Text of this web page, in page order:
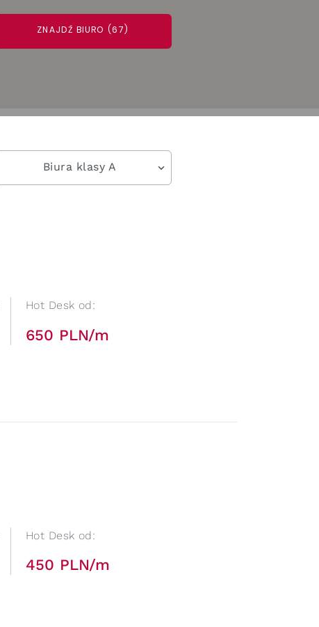
ZNAJDŹ BIURO (67)
Biura klasy A
Hot Desk od:
650 PLN/m
Hot Desk od:
450 PLN/m